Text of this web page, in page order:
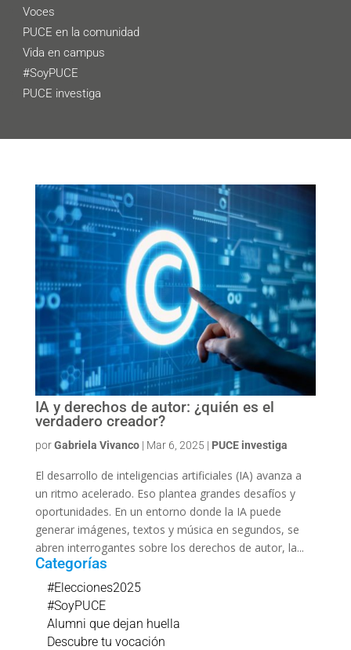
Voces
PUCE en la comunidad
Vida en campus
#SoyPUCE
PUCE investiga
IA y derechos de autor: ¿quién es el
verdadero creador?
porGabriela Vivanco| Mar 6, 2025 | PUCE investiga
El desarrollo de inteligencias artificiales (IA) avanza a
un ritmo acelerado. Eso plantea grandes desafíos y
oportunidades. En un entorno donde la IA puede
generar imágenes, textos y música en segundos, se
abren interrogantes sobre los derechos de autor, la...
Categorías
#Elecciones2025
#SoyPUCE
Alumni que dejan huella
Descubre tu vocación